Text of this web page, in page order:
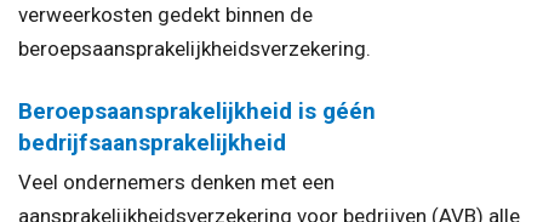
verweerkosten gedekt binnen de
beroepsaansprakelijkheidsverzekering.
Beroepsaansprakelijkheid is géén
bedrijfsaansprakelijkheid
Veel ondernemers denken met een
aansprakelijkheidsverzekering voor bedrijven (AVB) alle